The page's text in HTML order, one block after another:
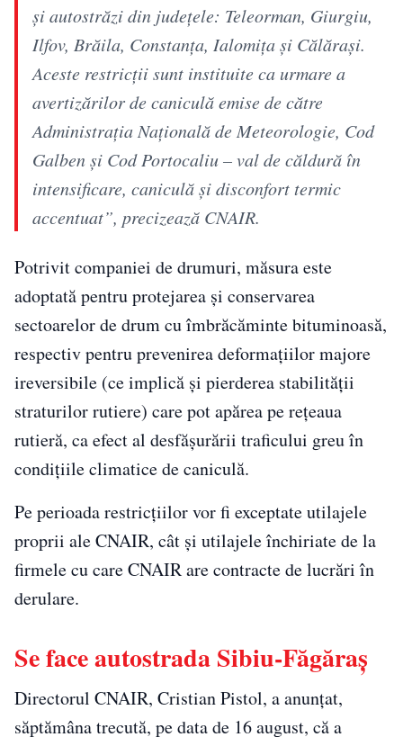
şi autostrăzi din judeţele: Teleorman, Giurgiu,
Ilfov, Brăila, Constanţa, Ialomiţa şi Călăraşi.
Aceste restricţii sunt instituite ca urmare a
avertizărilor de caniculă emise de către
Administraţia Naţională de Meteorologie, Cod
Galben şi Cod Portocaliu – val de căldură în
intensificare, caniculă şi disconfort termic
accentuat”, precizează CNAIR.
Potrivit companiei de drumuri, măsura este
adoptată pentru protejarea şi conservarea
sectoarelor de drum cu îmbrăcăminte bituminoasă,
respectiv pentru prevenirea deformaţiilor majore
ireversibile (ce implică şi pierderea stabilităţii
straturilor rutiere) care pot apărea pe reţeaua
rutieră, ca efect al desfăşurării traficului greu în
condiţiile climatice de caniculă.
Pe perioada restricţiilor vor fi exceptate utilajele
proprii ale CNAIR, cât şi utilajele închiriate de la
firmele cu care CNAIR are contracte de lucrări în
derulare.
Se face autostrada Sibiu-Făgăraș
Directorul CNAIR, Cristian Pistol, a anunțat,
săptămâna trecută, pe data de 16 august, că a